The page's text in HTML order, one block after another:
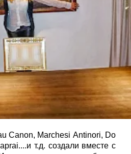
Canon, Marchesi Antinori, Do
....и т.д. создали вместе с